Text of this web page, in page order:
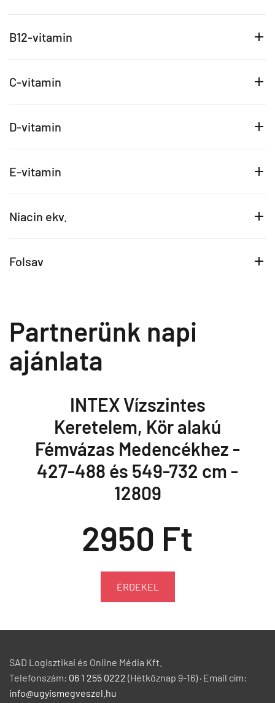
B12-vitamin
C-vitamin
D-vitamin
E-vitamin
Niacin ekv.
Folsav
Partnerünk napi
ajánlata
INTEX Vízszintes
Keretelem, Kör alakú
Fémvázas Medencékhez -
427-488 és 549-732 cm -
12809
2950 Ft
ÉRDEKEL